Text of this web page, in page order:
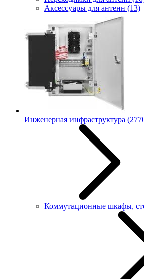
Аксессуары для антенн (13)
Инженерная инфраструктура
Коммутационные шкафы,